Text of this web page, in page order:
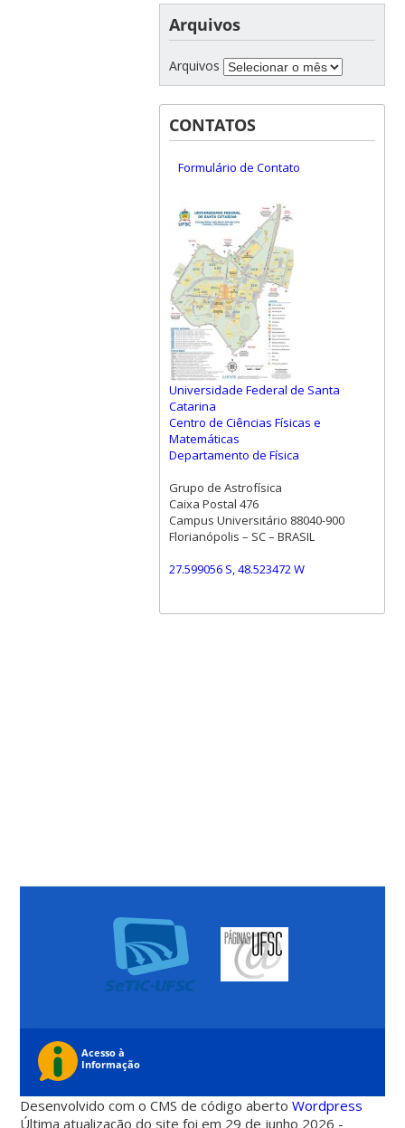
Arquivos
Arquivos
CONTATOS
Formulário de Contato
Universidade Federal de Santa
Catarina
Centro de Ciências Físicas e
Matemáticas
Departamento de Física
Grupo de Astrofísica
Caixa Postal 476
Campus Universitário 88040-900
Florianópolis – SC – BRASIL
27.599056 S, 48.523472 W
Desenvolvido com o CMS de código abertoWordpress
Última atualização do site foi em 29 de junho 2026 -